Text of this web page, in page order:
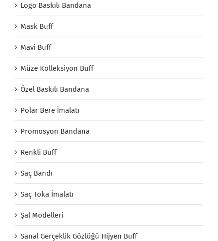
Logo Baskılı Bandana
Mask Buff
Mavi Buff
Müze Kolleksiyon Buff
Özel Baskılı Bandana
Polar Bere İmalatı
Promosyon Bandana
Renkli Buff
Saç Bandı
Saç Toka İmalatı
Şal Modelleri
Sanal Gerçeklik Gözlüğü Hijyen Buff